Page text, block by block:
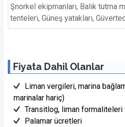
Şnorkel ekipmanları, Balık tutma
tenteleri, Güneş yatakları,
Fiyata Dahil Olanlar
Liman vergileri, marina
marinalar hariç)
Transitlog, liman
Palamar ücretleri